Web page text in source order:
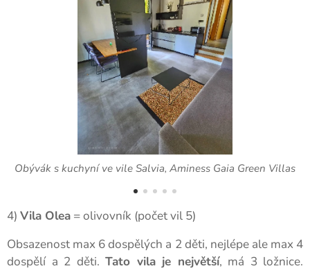
Obývák s kuchyní ve vile Salvia, Aminess Gaia Green Villas
4) Vila Olea = olivovník (počet vil 5)
Obsazenost max 6 dospělých a 2 děti, nejlépe ale max 4
dospělí a 2 děti. Tato vila je největší, má 3 ložnice.